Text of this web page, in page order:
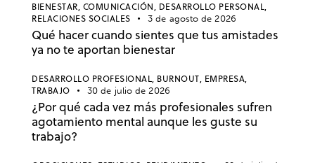
BIENESTAR, COMUNICACIÓN, DESARROLLO PERSONAL,
RELACIONES SOCIALES
3 de agosto de 2026
Qué hacer cuando sientes que tus amistades
ya no te aportan bienestar
DESARROLLO PROFESIONAL, BURNOUT, EMPRESA,
TRABAJO
30 de julio de 2026
¿Por qué cada vez más profesionales sufren
agotamiento mental aunque les guste su
trabajo?